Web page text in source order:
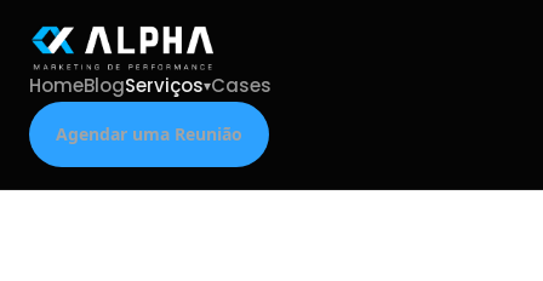
HomeBlogServiços Cases
Agendar uma Reunião